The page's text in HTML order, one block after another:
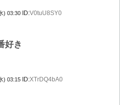
) 03:30 ID:V0tuU8SY0
好き
) 03:15 ID:XTrDQ4bA0